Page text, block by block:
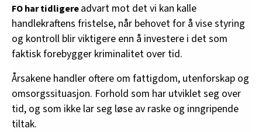
FO har tidligereadvart mot det vi kan kalle
handlekraftens fristelse, når behovet for å vise styring
og kontroll blir viktigere enn å investere i det som
faktisk forebygger kriminalitet over tid.
Årsakene handler oftere om fattigdom, utenforskap og
omsorgssituasjon. Forhold som har utviklet seg over
tid, og som ikke lar seg løse av raske og inngripende
tiltak.